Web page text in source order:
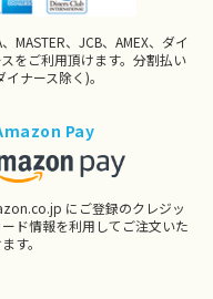
、MASTER、JCB、AMEX、ダイ
をご利用頂けます。分割払い
イナース除く)。
Pay
にご登録のクレジッ
ード情報を利用してご注文いた
す。